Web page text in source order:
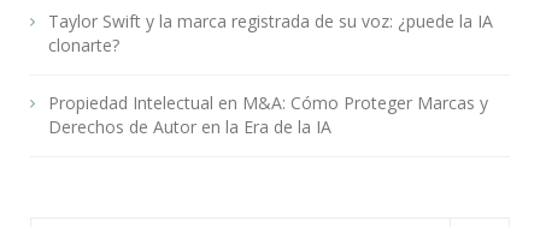
Taylor Swift y la marca registrada de su voz: ¿puede la IA
clonarte?
Propiedad Intelectual en M&A: Cómo Proteger Marcas y
Derechos de Autor en la Era de la IA